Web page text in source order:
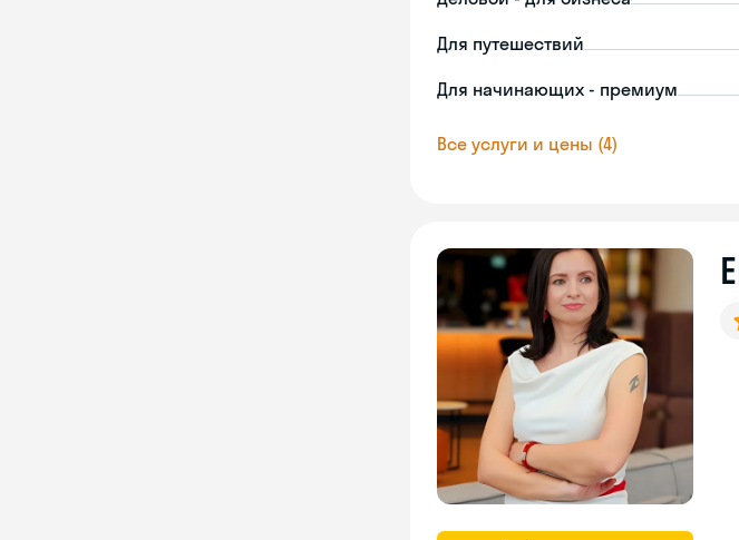
Для путешествий
Для начинающих - премиум
Все услуги и цены (4)